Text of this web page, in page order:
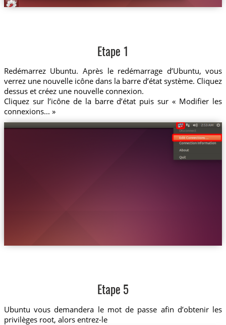
Etape 1
Redémarrez Ubuntu. Après le redémarrage d’Ubuntu, vous
verrez une nouvelle icône dans la barre d’état système. Cliquez
dessus et créez une nouvelle connexion.
Cliquez sur l’icône de la barre d’état puis sur « Modifier les
connexions... »
Etape 5
Ubuntu vous demandera le mot de passe afin d’obtenir les
privilèges root, alors entrez-le